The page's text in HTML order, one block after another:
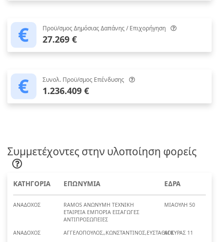
Προϋ/σμος Δημόσιας Δαπάνης / Επιχορήγηση
27.269 €
Συνολ. Προϋ/σμος Επένδυσης
1.236.409 €
Συμμετέχοντες στην υλοποίηση φορείς
ΚΑΤΗΓΟΡΙΑ ΕΠΩΝΥΜΙΑ ΕΔΡΑ
ΑΝΑΔΟΧΟΣ
RAMOS ΑΝΩΝΥΜΗ ΤΕΧΝΙΚΗ
ΕΤΑΙΡΕΙΑ ΕΜΠΟΡΙΑ ΕΙΣΑΓΩΓΕΣ
ΑΝΤΙΠΡΟΣΩΠΕΙΕΣ
ΜΙΑΟΥΛΗ 50
ΑΝΑΔΟΧΟΣ ΑΓΓΕΛΟΠΟΥΛΟΣ,,ΚΩΝΣΤΑΝΤΙΝΟΣ,ΕΥΣΤΑΘΙΟΣΑΓΚΥΡΑΣ 11